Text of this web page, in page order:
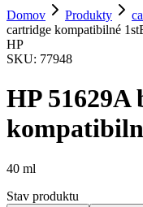
Domov Produkty
cartridge kompatibilné
HP
SKU: 77948
HP
40 ml
Stav produktu